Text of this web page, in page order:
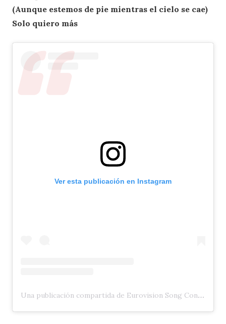
(Aunque estemos de pie mientras el cielo se cae)
Solo quiero más
Ver esta publicación en Instagram
Una publicación compartida de Eurovision Song Contest (@eurovision)